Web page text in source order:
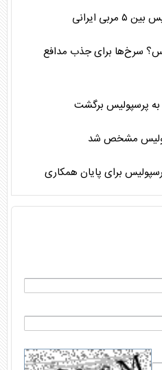
ایرانی
سرخ‌ها برای جذب مدافع
به پرسپولیس برگشت
مشخص شد
برای پایان همکاری